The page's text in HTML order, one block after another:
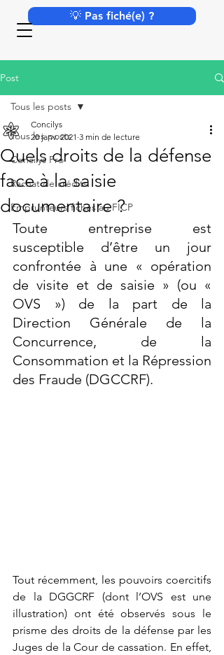
💡 Pas fiché(e) ?
Post
Tous les posts
Concilys Pro
Rachat de crédits
Emprunteurs fichés au FICP
Tous les posts
Quels droits de la défense
face à la saisie
documentaire ?
Concilys
20 janv. 2021 3 min de lecture
Toute entreprise est
susceptible d’être un jour
confrontée à une « opération
de visite et de saisie » (ou «
OVS ») de la part de la
Direction Générale de la
Concurrence, de la
Consommation et la Répression
des Fraude (DGCCRF).
Tout récemment, les pouvoirs coercitifs
de la DGGCRF (dont l’OVS est une
illustration) ont été observés sous le
prisme des droits de la défense par les
Juges de la Cour de cassation. En effet,